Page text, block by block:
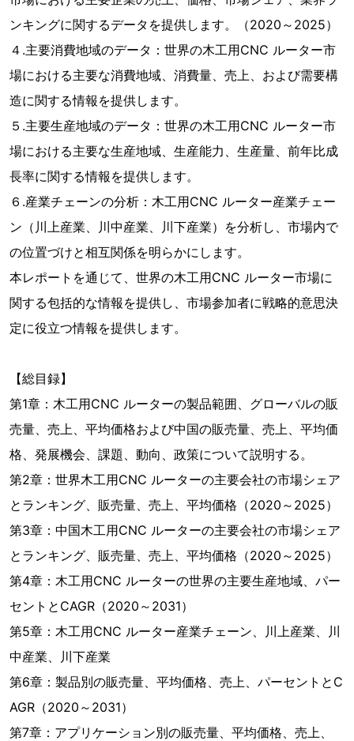
ンキングに関するデータを提供します。（2020～2025）
４.主要消費地域のデータ：世界の木工用CNC ルーター市
場における主要な消費地域、消費量、売上、および需要構
造に関する情報を提供します。
５.主要生産地域のデータ：世界の木工用CNC ルーター市
場における主要な生産地域、生産能力、生産量、前年比成
長率に関する情報を提供します。
６.産業チェーンの分析：木工用CNC ルーター産業チェー
ン（川上産業、川中産業、川下産業）を分析し、市場内で
の位置づけと相互関係を明らかにします。
本レポートを通じて、世界の木工用CNC ルーター市場に
関する包括的な情報を提供し、市場参加者に戦略的意思決
定に役立つ情報を提供します。
【総目録】
第1章：木工用CNC ルーターの製品範囲、グローバルの販
売量、売上、平均価格および中国の販売量、売上、平均価
格、発展機会、課題、動向、政策について説明する。
第2章：世界木工用CNC ルーターの主要会社の市場シェア
とランキング、販売量、売上、平均価格（2020～2025）
第3章：中国木工用CNC ルーターの主要会社の市場シェア
とランキング、販売量、売上、平均価格（2020～2025）
第4章：木工用CNC ルーターの世界の主要生産地域、パー
セントとCAGR（2020～2031）
第5章：木工用CNC ルーター産業チェーン、川上産業、川
中産業、川下産業
第6章：製品別の販売量、平均価格、売上、パーセントとC
AGR（2020～2031）
第7章：アプリケーション別の販売量、平均価格、売上、